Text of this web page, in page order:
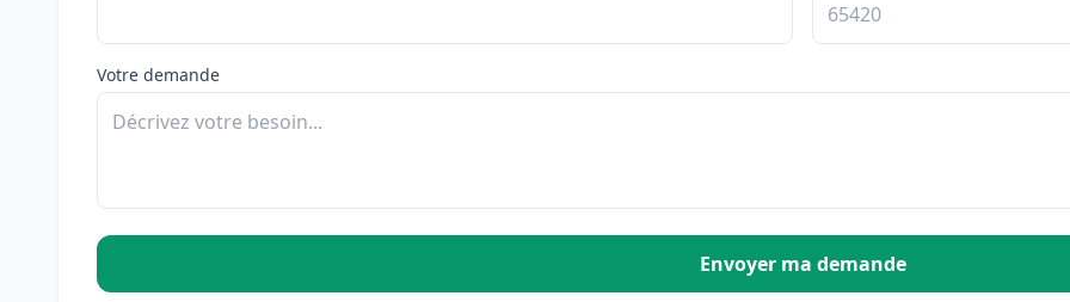
Votre demande
Envoyer ma demande